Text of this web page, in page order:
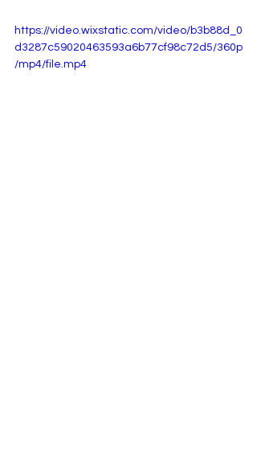
https://video.wixstatic.com/video/b3b88d_0
d3287c59020463593a6b77cf98c72d5/360p
/mp4/file.mp4